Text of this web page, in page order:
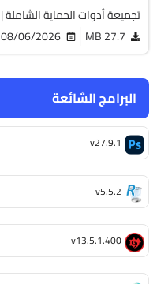
البرامج الشائعة
v27.9.1
v5.5.2
v13.5.1.400
تجميعة أدوات الحماية الشاملة | UVK Ultra Virus Killer Pro
27.7 MB
08/06/2026